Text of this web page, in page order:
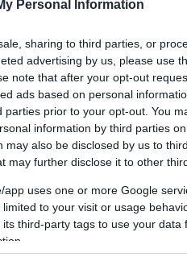
Personal Information
sharing to third parties, or
advertising by us, please use
note that after your opt-out
ads based on personal
parties prior to your opt-out. You
information by third parties
may also be disclosed by us to
may further disclose it to other
app uses one or more Google
to your visit or usage
third-party tags to use your data